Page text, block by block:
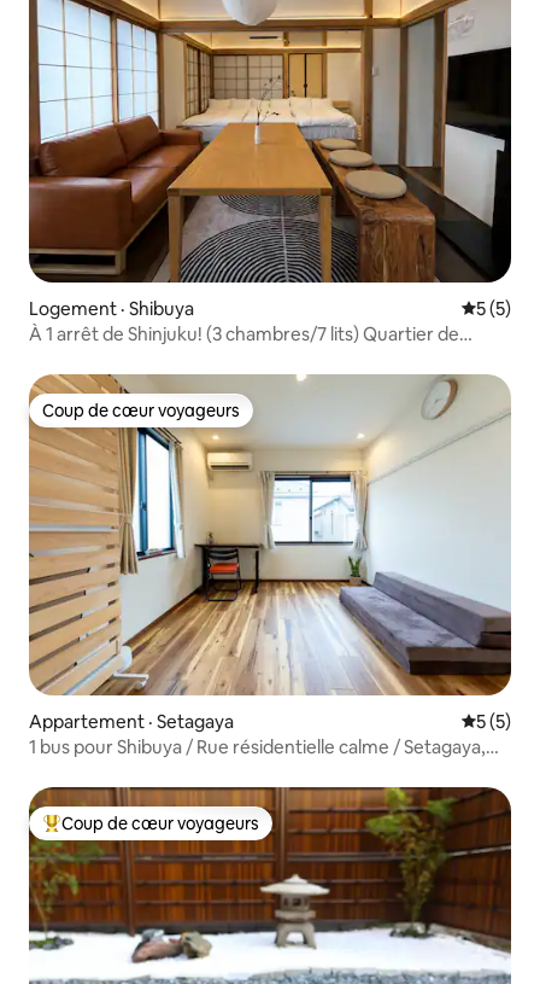
Logement · Shibuya Note
5 (5)
À 1 arrêt de Shinjuku! (3 chambres/7 lits) Quartier de
Coup de cœur voyageurs
Coup de cœur voyageurs
Appartement · Setagaya Note
5 (5)
1 bus pour Shibuya / Rue résidentielle calme / Setagaya,
Umegagaoka, Yokohama
Coup de cœur voyageurs parmi les plus aimés
Coup de cœur voyageurs